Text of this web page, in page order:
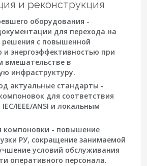
и реконструкция
оборудования -
для перехода на
решения с повышенной
энергоэффективностью при
вмешательстве в
инфраструктуру.
актуальные стандарты -
для соответствия
IEEE/ANSI и локальным
компоновки - повышение
РУ, сокращение занимаемой
условий обслуживания
оперативного персонала.